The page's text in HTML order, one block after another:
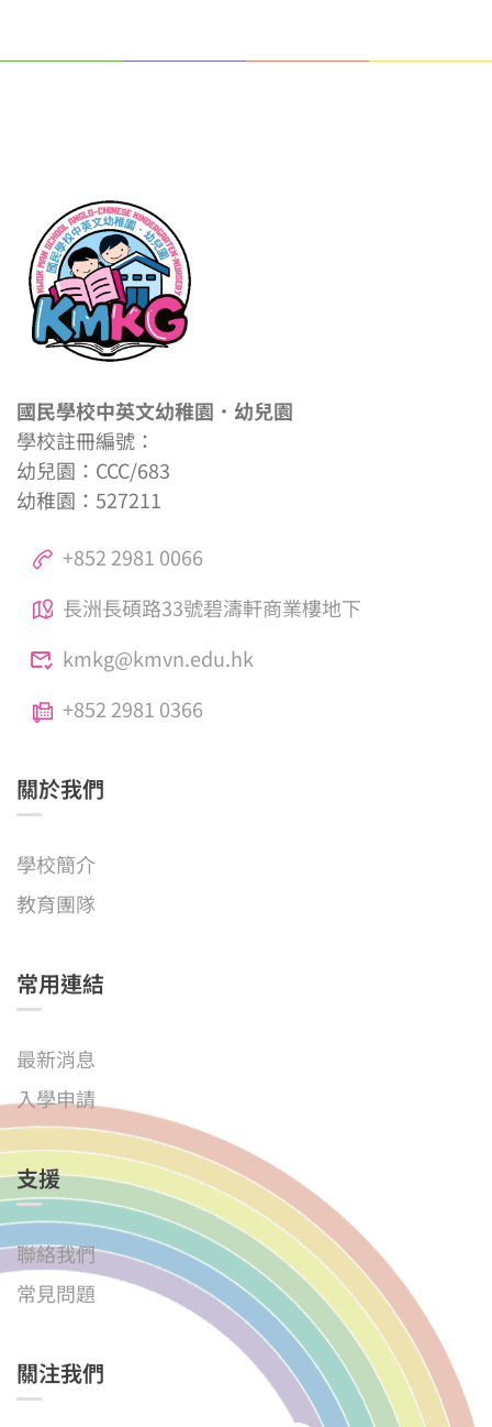
國民學校中英文幼稚園．幼兒園
學校註冊編號：
幼兒園：CCC/683
幼稚園：527211
+852 2981 0066
長洲長碩路33號碧濤軒商業樓地下
kmkg@kmvn.edu.hk
+852 2981 0366
關於我們
學校簡介
教育團隊
常用連結
最新消息
入學申請
支援
聯絡我們
常見問題
關注我們